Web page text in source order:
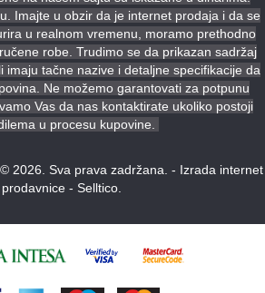
Imajte u obzir da je internet prodaja i da se
u realnom vremenu, moramo prethodno
robe. Trudimo se da prikazan sadržaj
imaju tačne nazive i detaljne specifikacije da
Ne možemo garantovati za potpunu
Vas da nas kontaktirate ukoliko postoji
u procesu kupovine.
2026. Sva prava zadržana. - Izrada internet
prodavnice - Selltico.